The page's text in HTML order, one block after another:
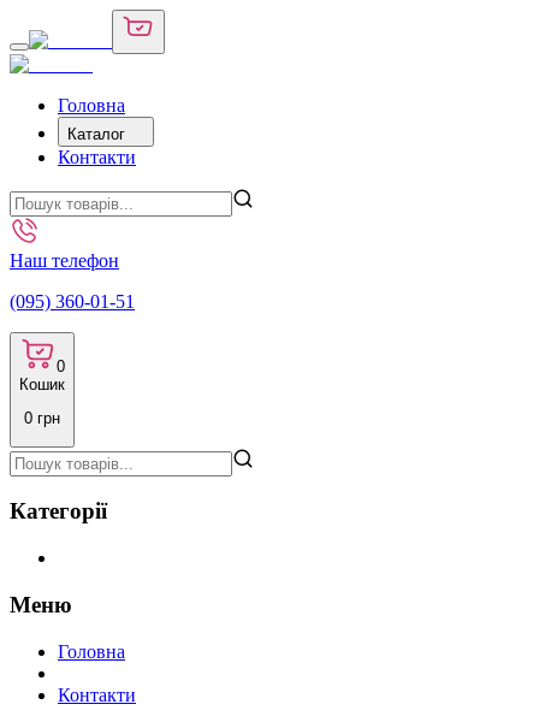
Головна
Каталог
Контакти
Наш телефон
(095) 360-01-51
0
Кошик
0 грн
Категорії
Меню
Головна
Контакти